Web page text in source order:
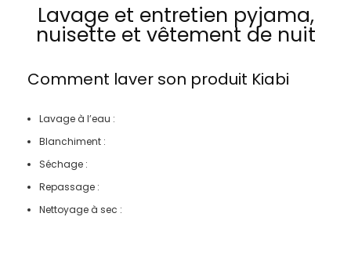
Lavage et entretien pyjama,
nuisette et vêtement de nuit
Comment laver son produit Kiabi
Lavage à l’eau :
Blanchiment :
Séchage :
Repassage :
Nettoyage à sec :